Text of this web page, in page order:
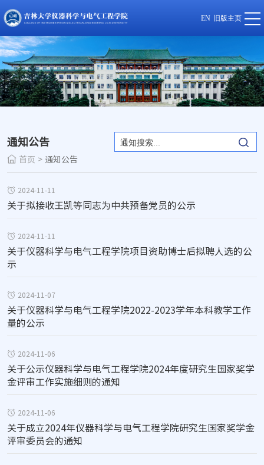
EN 旧版主页
通知公告
首页 > 通知公告
2024-11-11
关于拟接收王凯等同志为中共预备党员的公示
2024-11-11
关于仪器科学与电气工程学院项目资助博士后拟聘人选的公
示
2024-11-07
关于仪器科学与电气工程学院2022-2023学年本科教学工作
量的公示
2024-11-06
关于公示仪器科学与电气工程学院2024年度研究生国家奖学
金评审工作实施细则的通知
2024-11-06
关于成立2024年仪器科学与电气工程学院研究生国家奖学金
评审委员会的通知